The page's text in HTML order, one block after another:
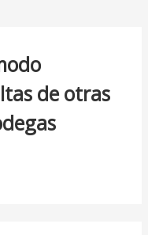
de otras